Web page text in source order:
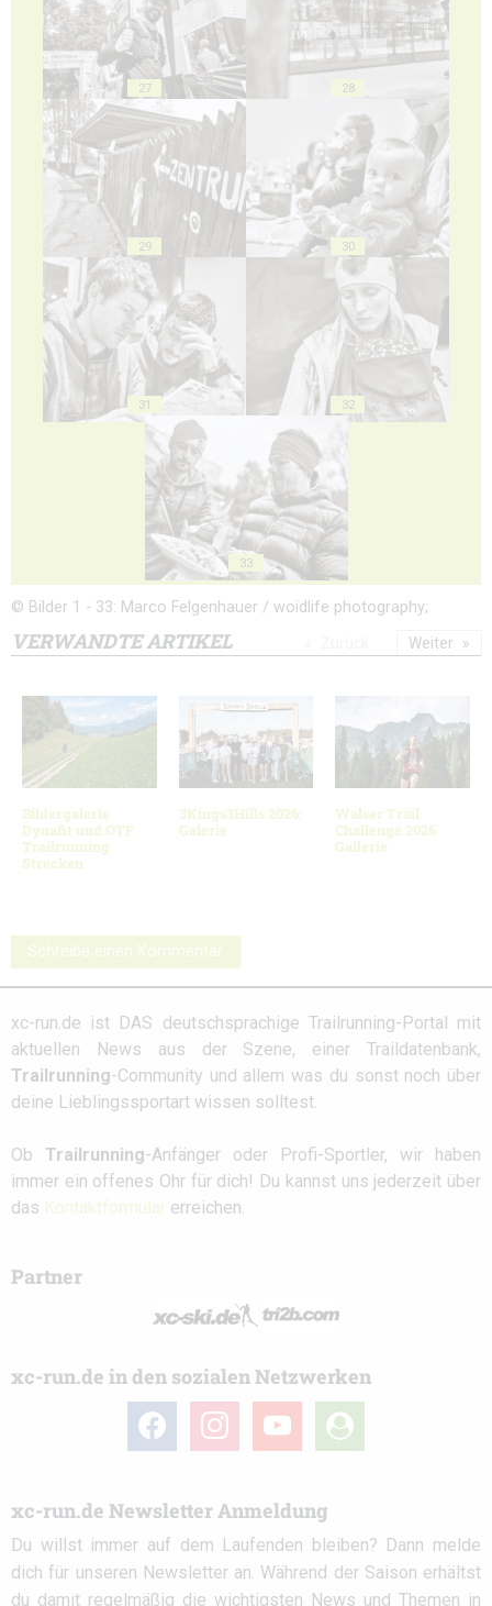
27 28
29 30
31 32
33
© Bilder 1 - 33: Marco Felgenhauer / woidlife photography;
VERWANDTE ARTIKEL
Bildergalerie
Dynafit und OTF
Trailrunning
Strecken
3Kings3Hills 2026:
Galerie
Walser Trail
Challenge 2026
Gallerie
Weiter
Schreibe einen Kommentar
xc-run.de ist DAS deutschsprachige Trailrunning-Portal mit
aktuellen News aus der Szene, einer Traildatenbank,
Trailrunning-Community und allem was du sonst noch über
deine Lieblingssportart wissen solltest.
Ob Trailrunning-Anfänger oder Profi-Sportler, wir haben
immer ein offenes Ohr für dich! Du kannst uns jederzeit über
das Kontaktformular erreichen.
Partner
xc-run.de in den sozialen Netzwerken
facebook instagramyoutube
user-
circle
xc-run.de Newsletter Anmeldung
Du willst immer auf dem Laufenden bleiben? Dann melde
dich für unseren Newsletter an. Während der Saison erhältst
du damit regelmäßig die wichtigsten News und Themen in